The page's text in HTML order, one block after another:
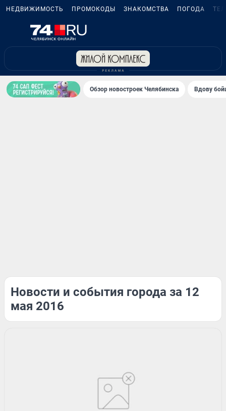
НЕДВИЖИМОСТЬ ПРОМОКОДЫ ЗНАКОМСТВА ПОГОДА
Обзор новостроек Челябинска Вдову
Новости и события города за 12
мая 2016